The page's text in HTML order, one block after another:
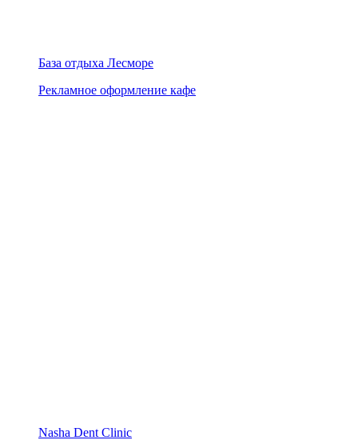
База отдыха Лесморе
Рекламное оформление кафе
Nasha Dent Clinic